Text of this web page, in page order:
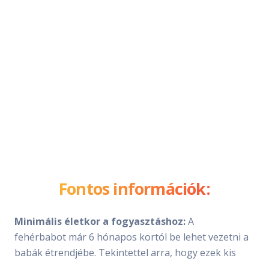
Fontos információk:
Minimális életkor a fogyasztáshoz:A
fehérbabot már 6 hónapos kortól be lehet vezetni a
babák étrendjébe. Tekintettel arra, hogy ezek kis